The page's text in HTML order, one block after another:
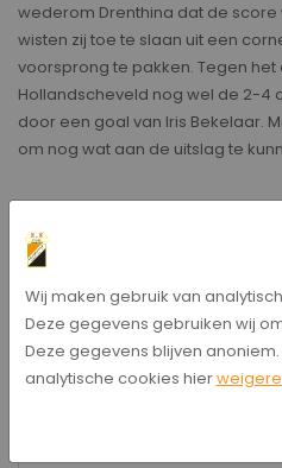
wederom Drenthina dat de
wisten zij toe te slaan uit een
voorsprong te pakken. Tegen
Hollandscheveld nog wel de 2-4
door een goal van Iris Bekelaar.
om nog wat aan de uitslag te
10
Wij maken gebruik van
Deze gegevens gebruiken wij
Deze gegevens blijven
analytische cookies hier